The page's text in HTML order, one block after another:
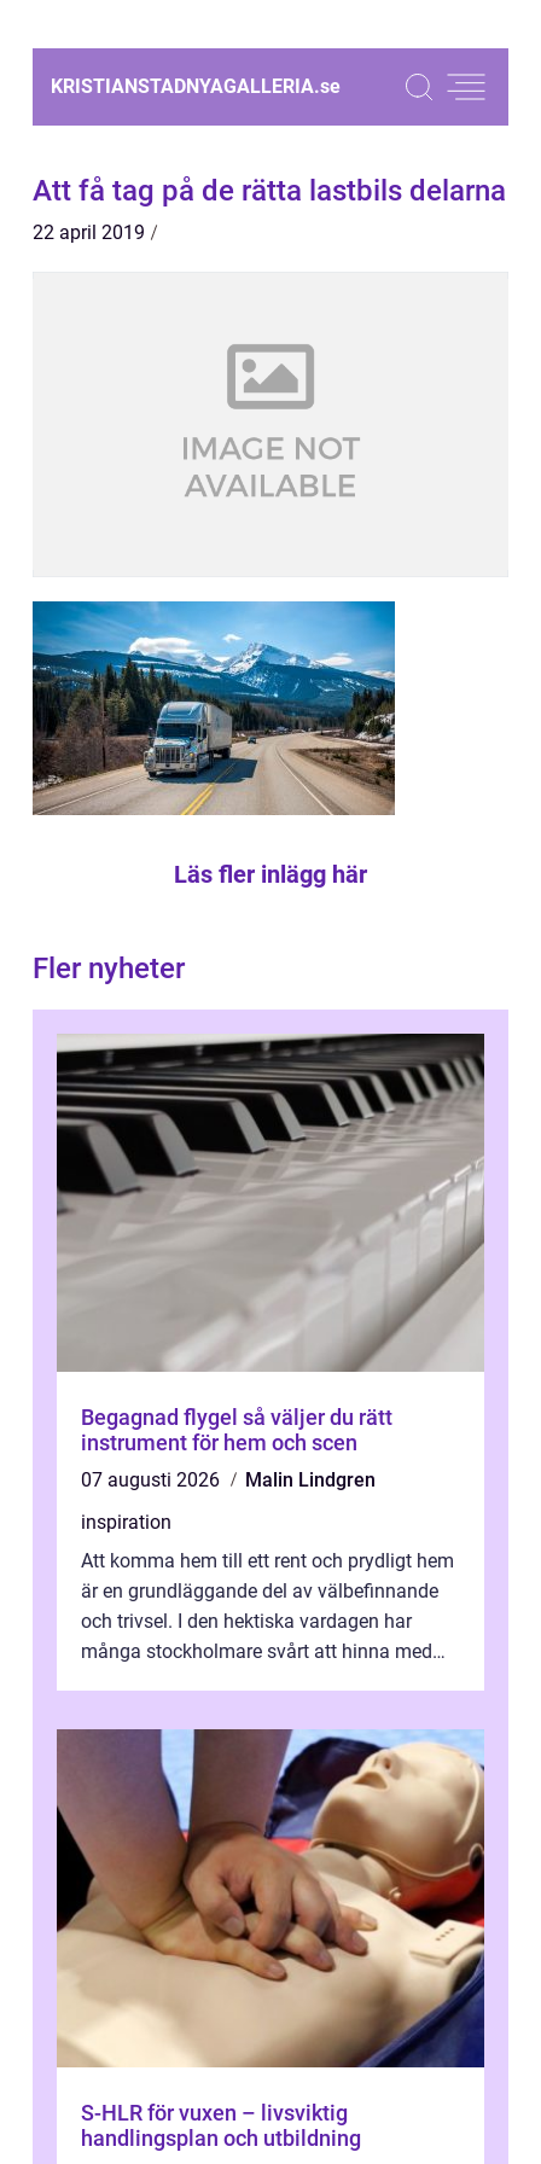
KRISTIANSTADNYAGALLERIA.se
Att få tag på de rätta lastbils delarna
22 april 2019
Läs fler inlägg här
Fler nyheter
Begagnad flygel så väljer du rätt
instrument för hem och scen
07 augusti 2026
Malin Lindgren
inspiration
Att komma hem till ett rent och prydligt hem
är en grundläggande del av välbefinnande
och trivsel. I den hektiska vardagen har
många stockholmare svårt att hinna med
S-HLR för vuxen – livsviktig
handlingsplan och utbildning